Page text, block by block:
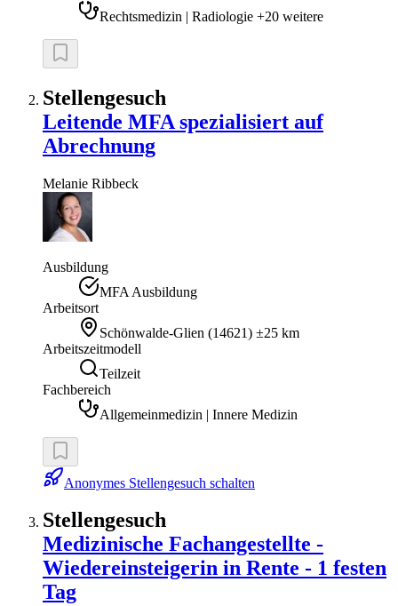
Rechtsmedizin | Radiologie +20 weitere
Stellengesuch
Leitende MFA spezialisiert auf
Abrechnung
Melanie Ribbeck
Ausbildung
MFA Ausbildung
Arbeitsort
Schönwalde-Glien (14621) ±25 km
Arbeitszeitmodell
Teilzeit
Fachbereich
Allgemeinmedizin | Innere Medizin
Anonymes Stellengesuch schalten
Stellengesuch
Medizinische Fachangestellte -
Wiedereinsteigerin in Rente - 1 festen
Tag